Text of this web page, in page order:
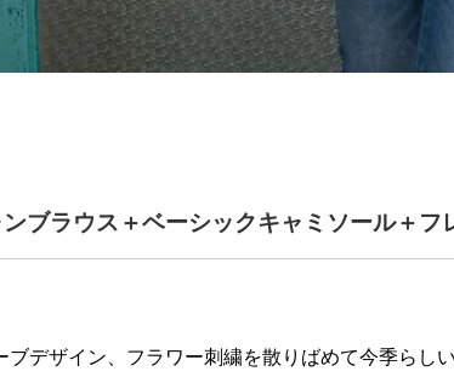
ブラウス＋ベーシックキャミソール＋フ
ブデザイン、フラワー刺繍を散りばめて今季らしい